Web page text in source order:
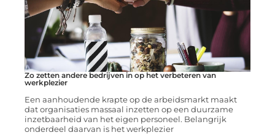
Zo zetten andere bedrijven in op het verbeteren van
werkplezier
Een aanhoudende krapte op de arbeidsmarkt maakt
dat organisaties massaal inzetten op een duurzame
inzetbaarheid van het eigen personeel. Belangrijk
onderdeel daarvan is het werkplezier